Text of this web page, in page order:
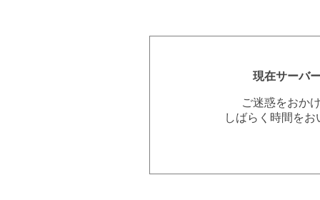
現在サーバ
ご迷惑をおか
しばらく時間を